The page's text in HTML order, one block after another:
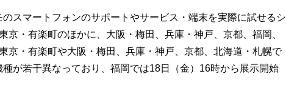
スマートフォンのサポートやサービス・端末を実際に試せるシ
京・有楽町のほかに、大阪・梅田、兵庫・神戸、京都、福岡、
京・有楽町や大阪・梅田、兵庫・神戸、京都、北海道・札幌で
が若干異なっており、福岡では18日（金）16時から展示開始